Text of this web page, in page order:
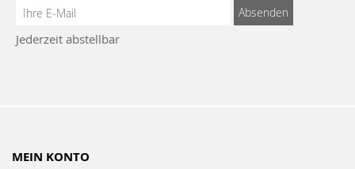
Anmeldung
Newsletter:
Absenden
Jederzeit abstellbar
MEIN KONTO